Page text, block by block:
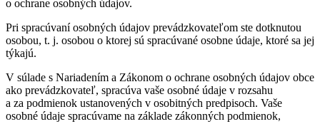
o ochrane osobných údajov.
Pri spracúvaní osobných údajov prevádzkovateľom ste dotknutou
osobou, t. j. osobou o ktorej sú spracúvané osobne údaje, ktoré sa jej
týkajú.
V súlade s Nariadením a Zákonom o ochrane osobných údajov obce
ako prevádzkovateľ, spracúva vaše osobné údaje v rozsahu
a za podmienok ustanovených v osobitných predpisoch. Vaše
osobné údaje spracúvame na základe zákonných podmienok,